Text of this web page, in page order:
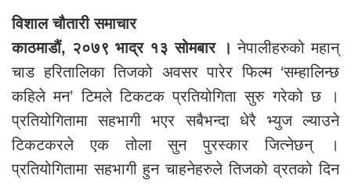
विशाल चौतारी समाचार
काठमाडौं, २०७९ भाद्र १३ सोमबार ।नेपालीहरुको महान्
चाड हरितालिका तिजको अवसर पारेर फिल्म ‘सम्हालिन्छ
कहिले मन’ टिमले टिकटक प्रतियोगिता सुरु गरेको छ ।
प्रतियोगितामा सहभागी भएर सबैभन्दा धेरै भ्युज ल्याउने
टिकटकरले एक तोला सुन पुरस्कार जित्नेछन् ।
प्रतियोगितामा सहभागी हुन चाहनेहरुले तिजको व्रतको दिन